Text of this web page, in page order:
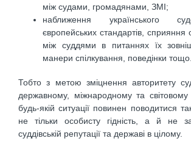
між судами, громадянами, ЗМІ;
наближення українського
європейських стандартів, сприяння
між суддями в питаннях їх
манери спілкування, поведінки тощо.
Тобто з метою зміцнення авторитету
державному, міжнародному та
будь-якій ситуації повинен поводитися
не тільки особисту гідність, а й не
суддівській репутації та державі в цілому.